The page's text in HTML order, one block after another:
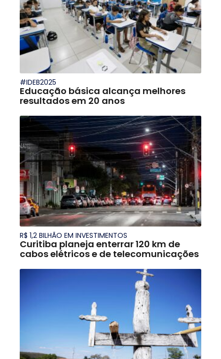
#IDEB2025
Educação básica alcança melhores
resultados em 20 anos
R$ 1,2 BILHÃO EM INVESTIMENTOS
Curitiba planeja enterrar 120 km de
cabos elétricos e de telecomunicações